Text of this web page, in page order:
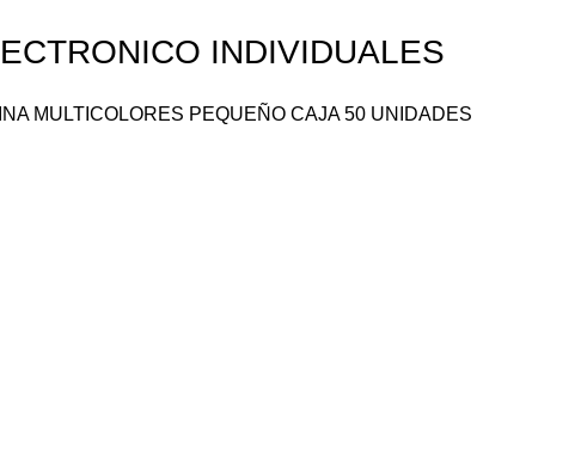
INDIVIDUALES
MULTICOLORES PEQUEÑO CAJA 50 UNIDADES